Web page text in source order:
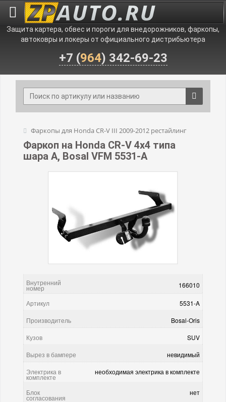
Защита картера, обвес и пороги для внедорожников, фаркопы,
автоковры и локеры от официального дистрибьютера
+7 (964) 342-69-23
Фаркопы для Honda CR-V III 2009-2012 рестайлинг
Фаркоп на Honda CR-V 4x4 типа
шара A, Bosal VFM 5531-A
Внутренний
номер 166010
Артикул
5531-A
Производитель
Bosal-Oris
Кузов
SUV
Вырез в бампере
невидимый
Электрика в
комплекте
необходимая электрика в комплекте
Блок
согласования
нет